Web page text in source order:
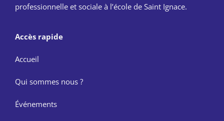
professionnelle et sociale à l’école de Saint Ignace.
Accès rapide
Accueil
Qui sommes nous ?
Événements